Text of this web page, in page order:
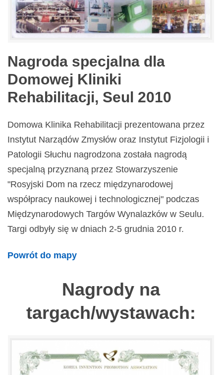
Nagroda specjalna dla
Domowej Kliniki
Rehabilitacji, Seul 2010
Domowa Klinika Rehabilitacji prezentowana przez
Instytut Narządów Zmysłów oraz Instytut Fizjologii i
Patologii Słuchu nagrodzona została nagrodą
specjalną przyznaną przez Stowarzyszenie
"Rosyjski Dom na rzecz międzynarodowej
współpracy naukowej i technologicznej" podczas
Międzynarodowych Targów Wynalazków w Seulu.
Targi odbyły się w dniach 2-5 grudnia 2010 r.
Powrót do mapy
Nagrody na
targach/wystawach: